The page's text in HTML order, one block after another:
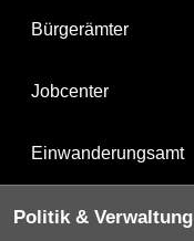
Bürgerämter
Jobcenter
Einwanderungsamt
Politik & Verwaltung